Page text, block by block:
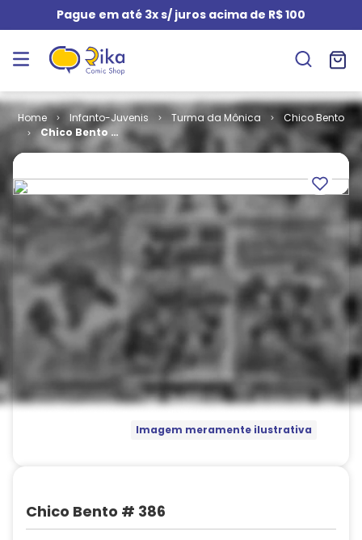
Pague em até 3x s/ juros acima de R$ 100
Infanto-Juvenis Turma da Mônica
Chico Bento
Chico Bento #
386
Imagem meramente ilustrativa
Chico Bento # 386